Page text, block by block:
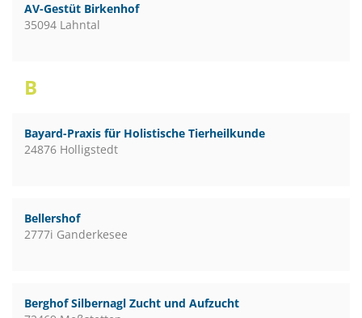
AV-Gestüt Birkenhof
35094 Lahntal
B
Bayard-Praxis für Holistische Tierheilkunde
24876 Holligstedt
Bellershof
2777i Ganderkesee
Berghof Silbernagl Zucht und Aufzucht